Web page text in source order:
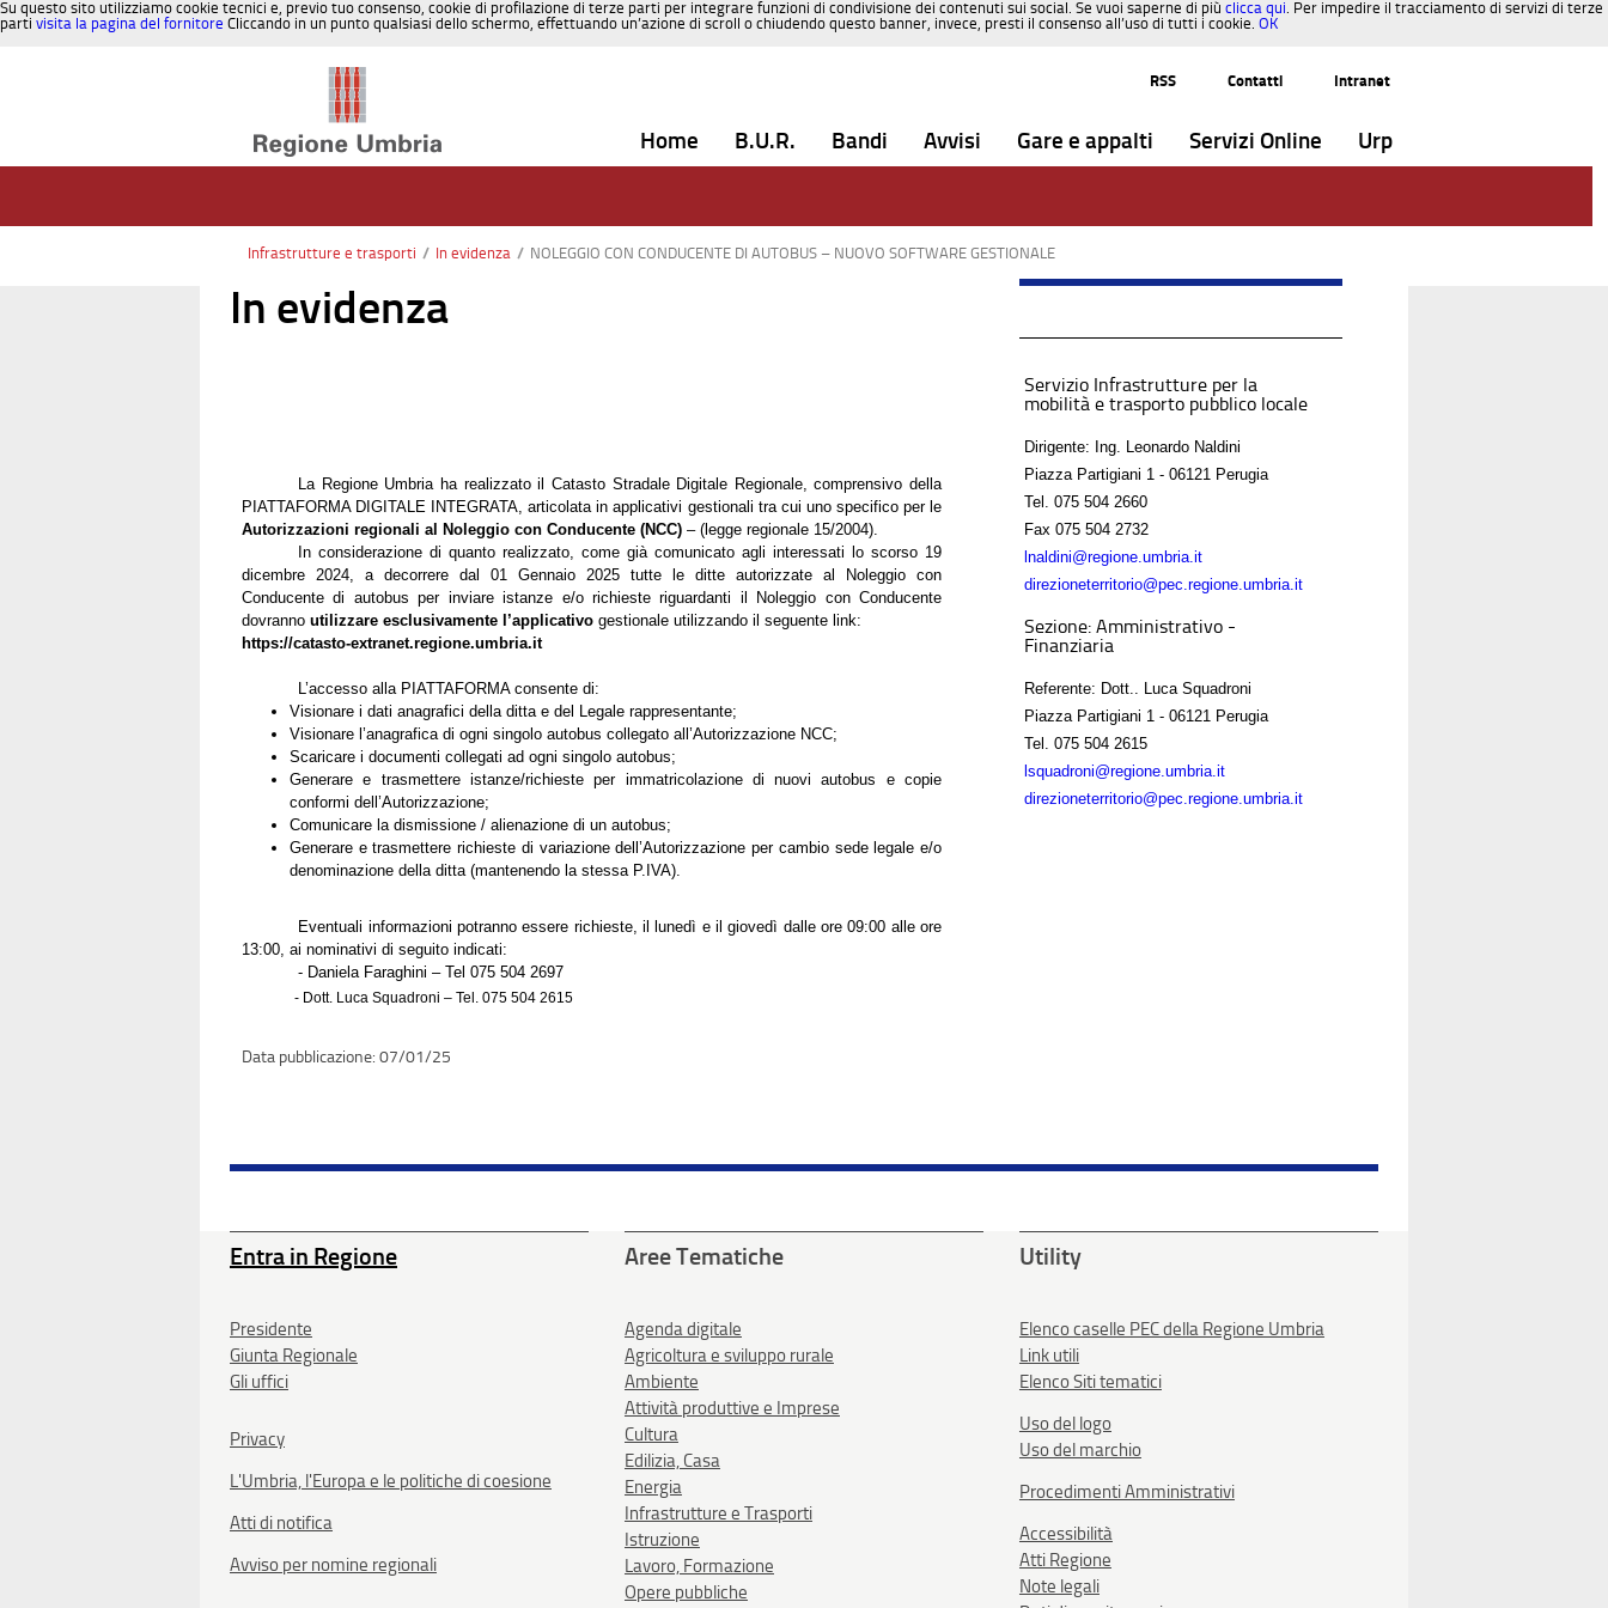
Su questo sito utilizziamo cookie tecnici e, previo tuo consenso, cookie di profilazione di terze parti per integrare funzioni di condivisione dei contenuti sui social. Se vuoi saperne di più clicca qui. Per impedire il tracciamento di servizi di terze
parti visita la pagina del fornitore Cliccando in un punto qualsiasi dello schermo, effettuando un’azione di scroll o chiudendo questo banner, invece, presti il consenso all’uso di tutti i cookie. OK
RSS
Contatti Intranet
Home B.U.R. Bandi Avvisi Gare e appalti Servizi Online Urp
Infrastrutture e trasporti / In evidenza / NOLEGGIO CON CONDUCENTE DI AUTOBUS – NUOVO SOFTWARE GESTIONALE
In evidenza
La Regione Umbria ha realizzato il Catasto Stradale Digitale Regionale, comprensivo della
PIATTAFORMA DIGITALE INTEGRATA, articolata in applicativi gestionali tra cui uno specifico per le
Autorizzazioni regionali al Noleggio con Conducente (NCC) – (legge regionale 15/2004).
In considerazione di quanto realizzato, come già comunicato agli interessati lo scorso 19
dicembre 2024, a decorrere dal 01 Gennaio 2025 tutte le ditte autorizzate al Noleggio con
Conducente di autobus per inviare istanze e/o richieste riguardanti il Noleggio con Conducente
dovranno utilizzare esclusivamente l’applicativo gestionale utilizzando il seguente link:
https://catasto-extranet.regione.umbria.it
L’accesso alla PIATTAFORMA consente di:
Visionare i dati anagrafici della ditta e del Legale rappresentante;
Visionare l’anagrafica di ogni singolo autobus collegato all’Autorizzazione NCC;
Scaricare i documenti collegati ad ogni singolo autobus;
Generare e trasmettere istanze/richieste per immatricolazione di nuovi autobus e copie
conformi dell’Autorizzazione;
Comunicare la dismissione / alienazione di un autobus;
Generare e trasmettere richieste di variazione dell’Autorizzazione per cambio sede legale e/o
denominazione della ditta (mantenendo la stessa P.IVA).
Eventuali informazioni potranno essere richieste, il lunedì e il giovedì dalle ore 09:00 alle ore
13:00, ai nominativi di seguito indicati:
- Daniela Faraghini – Tel 075 504 2697
- Dott. Luca Squadroni – Tel. 075 504 2615
07/01/25
Servizio Infrastrutture per la
mobilità e trasporto pubblico locale
Dirigente: Ing. Leonardo Naldini
Piazza Partigiani 1 - 06121 Perugia
Tel.
075 504 2660
Fax 075 504 2732
lnaldini@regione.umbria.it
direzioneterritorio@pec.regione.umbria.it
Sezione: Amministrativo -
Finanziaria
Referente: Dott.. Luca Squadroni
Piazza Partigiani 1 - 06121 Perugia
Tel.
075 504 2615
lsquadroni@regione.umbria.it
direzioneterritorio@pec.regione.umbria.it
Entra in Regione
Presidente
Giunta Regionale
Gli uffici
Privacy
L'Umbria, l'Europa e le politiche di coesione
Atti di notifica
Avviso per nomine regionali
Aree Tematiche
Agenda digitale
Agricoltura e sviluppo rurale
Ambiente
Attività produttive e Imprese
Cultura
Edilizia, Casa
Energia
Infrastrutture e Trasporti
Istruzione
Lavoro, Formazione
Opere pubbliche
Utility
Elenco caselle PEC della Regione Umbria
Link utili
Elenco Siti tematici
Uso del logo
Uso del marchio
Procedimenti Amministrativi
Accessibilità
Atti Regione
Note legali